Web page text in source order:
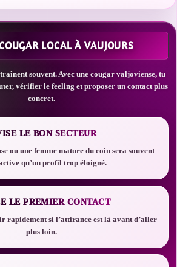
LOCAL À VAUJOURS
souvent. Avec une cougar valjoviense, tu
vérifier le feeling et proposer un contact plus
concret.
LE BON SECTEUR
ou une femme mature du coin sera souvent
qu’un profil trop éloigné.
LE PREMIER CONTACT
rapidement si l’attirance est là avant d’aller
plus loin.